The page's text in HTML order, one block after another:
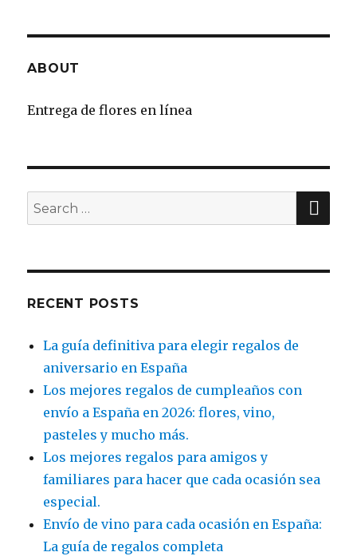
ABOUT
Entrega de flores en línea
Search
for:
RECENT POSTS
La guía definitiva para elegir regalos de
aniversario en España
Los mejores regalos de cumpleaños con
envío a España en 2026: flores, vino,
pasteles y mucho más.
Los mejores regalos para amigos y
familiares para hacer que cada ocasión sea
especial.
Envío de vino para cada ocasión en España:
La guía de regalos completa